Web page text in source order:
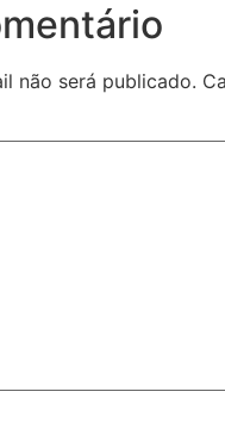
não será publicado.